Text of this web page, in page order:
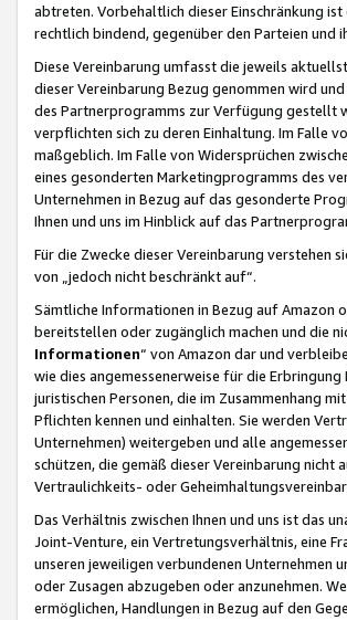
abtreten. Vorbehaltlich dieser Einschränkung
rechtlich bindend, gegenüber den Parteien
Diese Vereinbarung umfasst die jeweils
dieser Vereinbarung Bezug genommen wird
des Partnerprogramms zur Verfügung gestellt
verpflichten sich zu deren Einhaltung. Im Falle
maßgeblich. Im Falle von Widersprüchen
eines gesonderten Marketingprogramms des
Unternehmen in Bezug auf das gesonderte
Ihnen und uns im Hinblick auf das
Für die Zwecke dieser Vereinbarung verstehen
von „jedoch nicht beschränkt auf“.
Sämtliche Informationen in Bezug auf Amazon
bereitstellen oder zugänglich machen und die
Informationen“ von Amazon dar und
wie dies angemessenerweise für die
juristischen Personen, die im Zusammenhang
Pflichten kennen und einhalten. Sie werden
Unternehmen) weitergeben und alle
schützen, die gemäß dieser Vereinbarung nicht
Vertraulichkeits- oder
Das Verhältnis zwischen Ihnen und uns ist das
Joint-Venture, ein Vertretungsverhältnis, eine
unseren jeweiligen verbundenen Unternehmen
oder Zusagen abzugeben oder anzunehmen.
ermöglichen, Handlungen in Bezug auf den